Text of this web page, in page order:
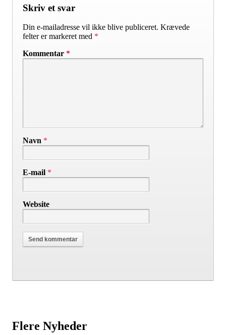
Skriv et svar
Din e-mailadresse vil ikke blive publiceret. Krævede
felter er markeret med *
Kommentar *
Navn *
E-mail *
Website
Flere Nyheder